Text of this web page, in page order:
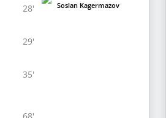
28' Soslan Kagermazov
29'
35'
68'